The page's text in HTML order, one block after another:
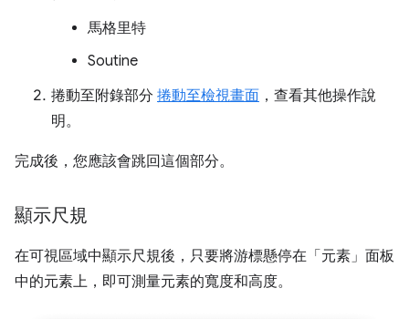
馬格里特
Soutine
捲動至附錄部分 捲動至檢視畫面 ，查看其他操作說
明。
完成後，您應該會跳回這個部分。
顯示尺規
在可視區域中顯示尺規後，只要將游標懸停在「元素」 面板
中的元素上，即可測量元素的寬度和高度。